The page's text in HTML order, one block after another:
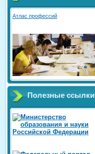
Атлас профессий
Полезные ссылки